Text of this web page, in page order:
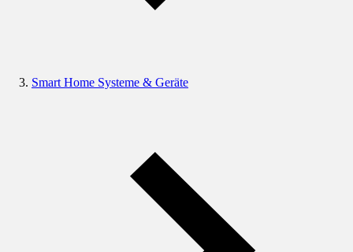
Smart Home Systeme & Geräte